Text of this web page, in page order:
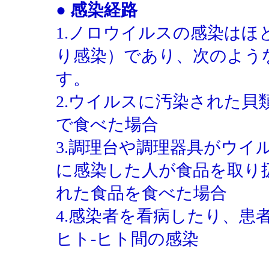
● 感染経路
1.ノロウイルスの感染はほ
り感染）であり、次のよ
す。
2.ウイルスに汚染された貝
で食べた場合
3.調理台や調理器具がウイ
に感染した人が食品を取
れた食品を食べた場合
4.感染者を看病したり、患
ヒト‐ヒト間の感染